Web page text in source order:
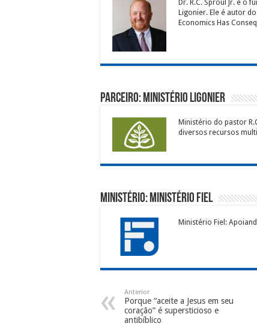
Dr. R.C. Sproul Jr. é o
Ligonier. Ele é autor
Economics Has
Parceiro: Ministério Ligonier
Ministério do pastor
diversos recursos
Ministério: Ministério Fiel
Ministério Fiel:
Anterior
Porque “aceite a Jesus em seu
coração” é supersticioso e
antibíblico